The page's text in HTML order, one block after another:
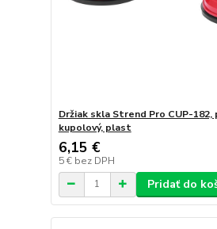
Držiak skla Strend Pro CUP-182,
kupolový, plast
6,15 €
5 € bez DPH
Pridať do